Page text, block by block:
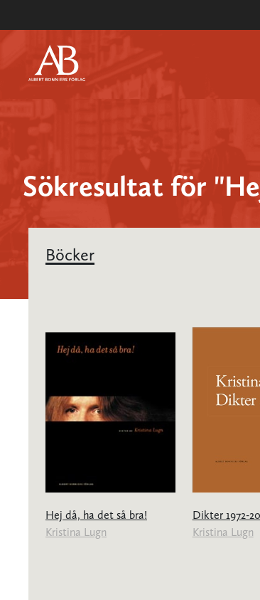
Sökresultat för
Böcker
Hej då, ha det så bra!
Kristina Lugn
Dikter 1972-
Kristina Lugn